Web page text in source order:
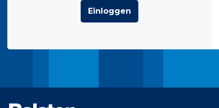
Einloggen